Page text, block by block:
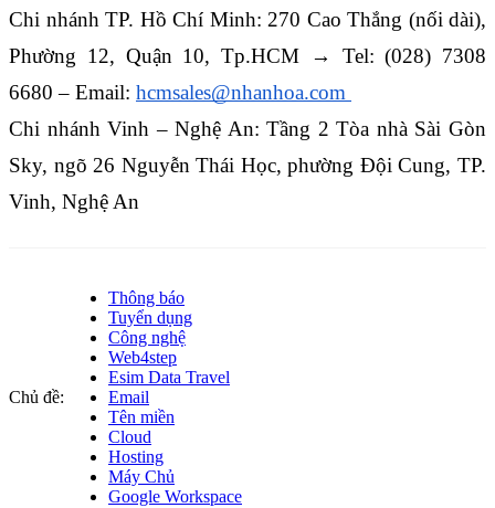
Chi nhánh TP. Hồ Chí Minh: 270 Cao Thắng (nối dài),
Phường 12, Quận 10, Tp.HCM → Tel: (028) 7308
6680 – Email: hcmsales@nhanhoa.com
Chi nhánh Vinh – Nghệ An: Tầng 2 Tòa nhà Sài Gòn
Sky, ngõ 26 Nguyễn Thái Học, phường Đội Cung, TP.
Vinh, Nghệ An
Chủ đề:
Thông báo
Tuyển dụng
Công nghệ
Web4step
Esim Data Travel
Email
Tên miền
Cloud
Hosting
Máy Chủ
Google Workspace